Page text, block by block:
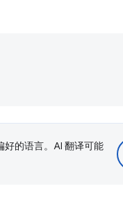
好的语言。AI 翻译可能